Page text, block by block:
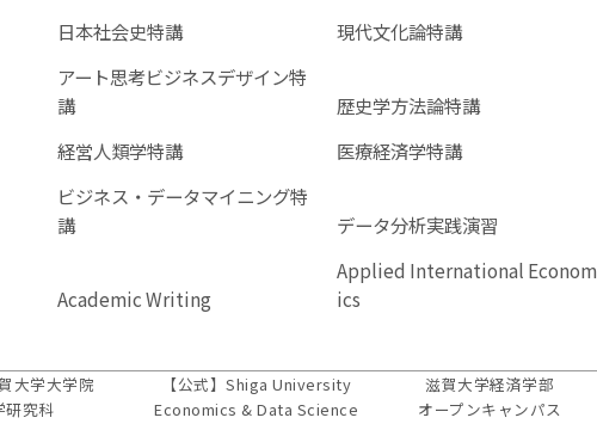
日本社会史特講
現代文化論特講
アート思考ビジネスデザイン特
講
歴史学方法論特講
経営人類学特講
医療経済学特講
ビジネス・データマイニング特
講
データ分析実践演習
Academic Writing
Applied International Econom
ics
大学大学院
研究科
【公式】Shiga University
Economics & Data Science
滋賀大学経済学部
オープンキャンパス